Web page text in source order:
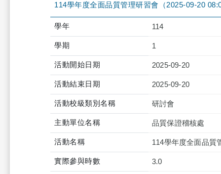
114學年度全面品質管理研習會（2025-09-20
學年 114
學期 1
活動開始日期 2025-09-20
活動結束日期 2025-09-20
活動校級類別名稱 研討會
主動單位名稱 品質保證稽核處
活動名稱 114學年度全面品質
實際參與時數 3.0